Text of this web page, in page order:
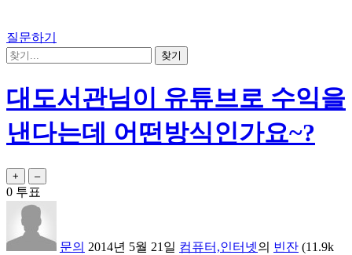
질문하기
대도서관님이 유튜브로 수익을
낸다는데 어떤방식인가요~?
0 투표
문의 2014년 5월 21일 컴퓨터,인터넷의 빈잔 (11.9k